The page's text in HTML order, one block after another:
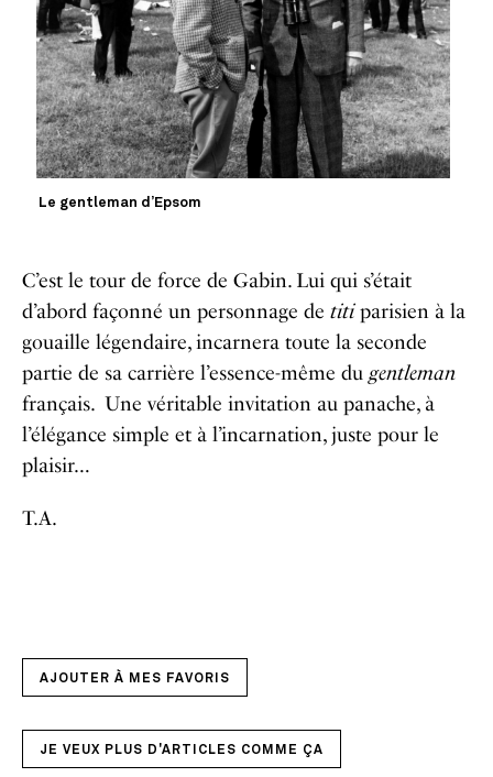
Le gentleman d’Epsom
C’est le tour de force de Gabin. Lui qui s’était
d’abord façonné un personnage de titiparisien à la
gouaille légendaire, incarnera toute la seconde
partie de sa carrière l’essence-même du gentleman
français. Une véritable invitation au panache, à
l’élégance simple et à l’incarnation, juste pour le
plaisir…
T.A.
AJOUTER À MES FAVORIS
JE VEUX PLUS D'ARTICLES COMME ÇA